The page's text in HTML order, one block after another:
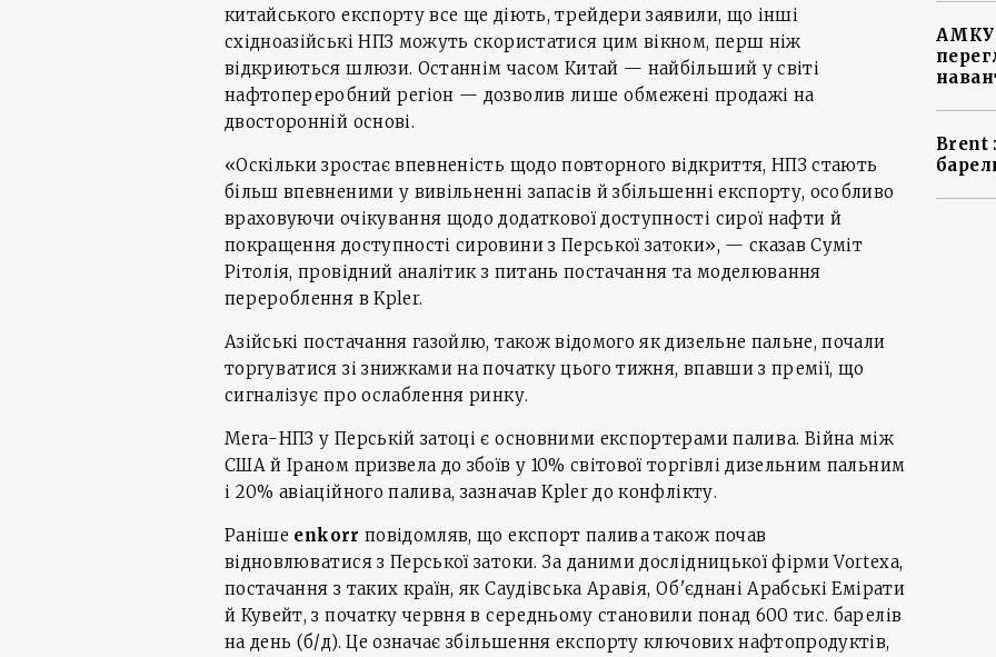
китайського експорту все ще діють, трейдери заявили, що інші
східноазійські НПЗ можуть скористатися цим вікном, перш ніж
відкриються шлюзи. Останнім часом Китай — найбільший у світі
нафтопереробний регіон — дозволив лише обмежені продажі на
двосторонній основі.
«Оскільки зростає впевненість щодо повторного відкриття, НПЗ стають
більш впевненими у вивільненні запасів й збільшенні експорту, особливо
враховуючи очікування щодо додаткової доступності сирої нафти й
покращення доступності сировини з Перської затоки», — сказав Суміт
Рітолія, провідний аналітик з питань постачання та моделювання
перероблення в Kpler.
Азійські постачання газойлю, також відомого як дизельне пальне, почали
торгуватися зі знижками на початку цього тижня, впавши з премії, що
сигналізує про ослаблення ринку.
Мега-НПЗ у Перській затоці є основними експортерами палива. Війна між
США й Іраном призвела до збоїв у 10% світової торгівлі дизельним пальним
і 20% авіаційного палива, зазначав Kpler до конфлікту.
Раніше enkorr повідомляв, що експорт палива також почав
відновлюватися з Перської затоки. За даними дослідницької фірми Vortexa,
постачання з таких країн, як Саудівська Аравія, Об'єднані Арабські Емірати
й Кувейт, з початку червня в середньому становили понад 600 тис. барелів
на день (б/д). Це означає збільшення експорту ключових нафтопродуктів,
АМКУ
Brent